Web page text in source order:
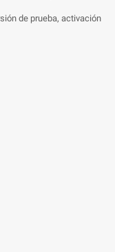
de prueba, activación